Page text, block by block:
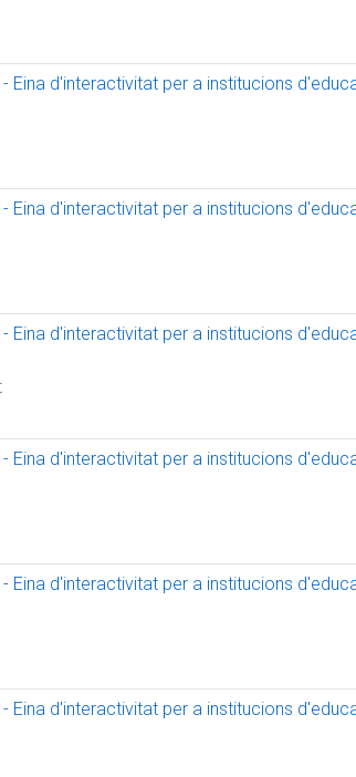
Eina d'interactivitat per a institucions
Eina d'interactivitat per a institucions
Eina d'interactivitat per a institucions
Eina d'interactivitat per a institucions
Eina d'interactivitat per a institucions
Eina d'interactivitat per a institucions